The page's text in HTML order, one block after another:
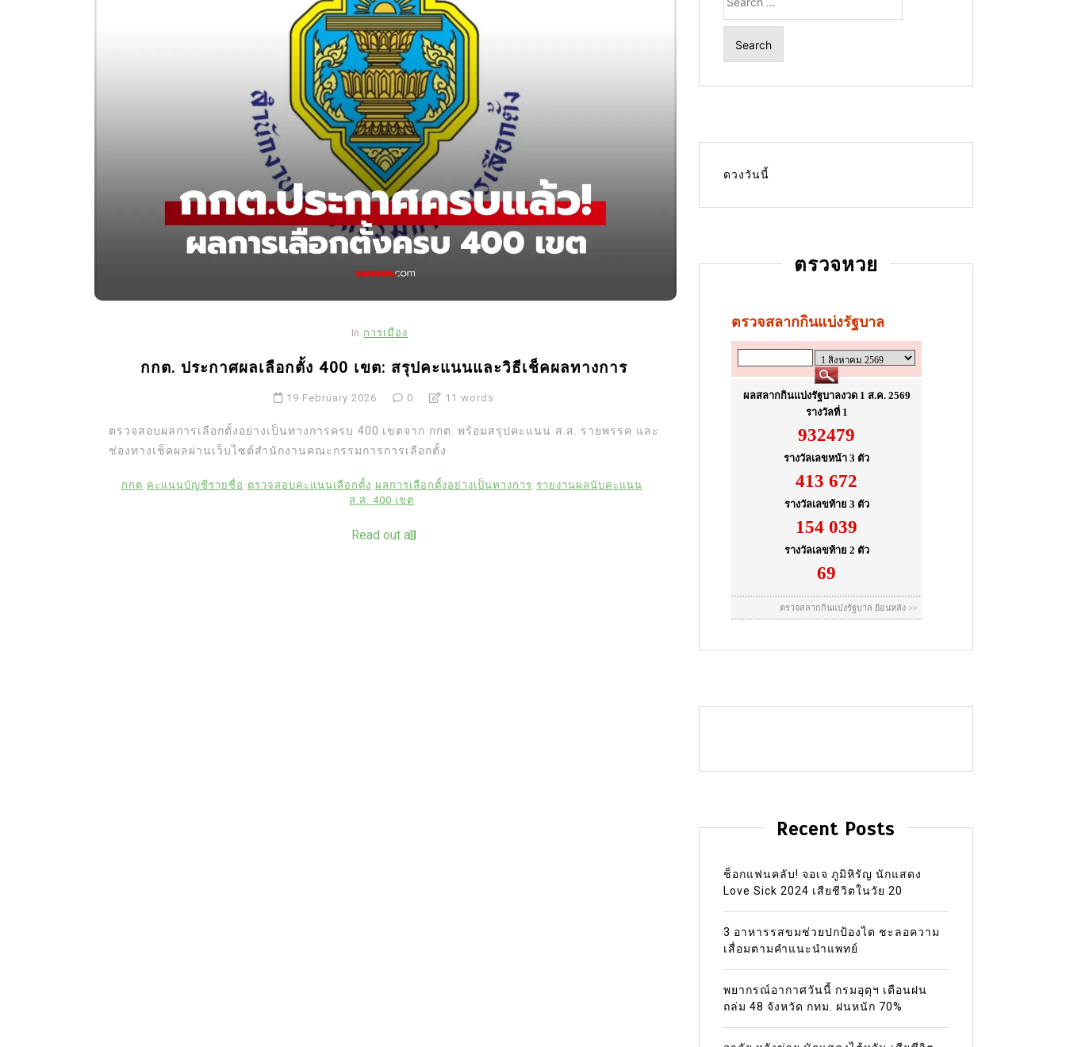
In การเมือง
กกต. ประกาศผลเลือกตั้ง 400 เขต: สรุปคะแนนและวิธีเช็คผลทางการ
19 February 2026 0 11 words
ตรวจสอบผลการเลือกตั้งอย่างเป็นทางการครบ 400 เขตจาก กกต. พร้อมสรุปคะแนน ส.ส. รายพรรค และ
ช่องทางเช็คผลผ่านเว็บไซต์สำนักงานคณะกรรมการการเลือกตั้ง
กกต คะแนนบัญชีรายชื่อ ตรวจสอบคะแนนเลือกตั้ง ผลการเลือกตั้งอย่างเป็นทางการ รายงานผลนับคะแนน
ส.ส. 400 เขต
Read out all
for:
ดวงวันนี้
ตรวจหวย
Recent Posts
ช็อกแฟนคลับ! จอเจ ภูมิหิรัญ นักแสดง
Love Sick 2024 เสียชีวิตในวัย 20
3 อาหารรสขมช่วยปกป้องไต ชะลอความ
เสื่อมตามคำแนะนำแพทย์
พยากรณ์อากาศวันนี้ กรมอุตุฯ เตือนฝน
ถล่ม 48 จังหวัด กทม. ฝนหนัก 70%